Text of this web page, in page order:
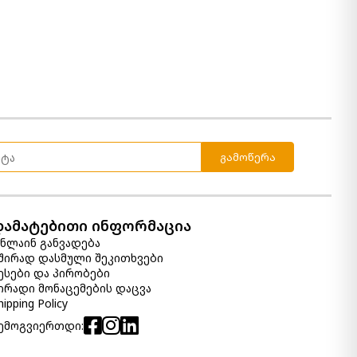
გამოწერა
ინფორმაცია
განვადება
დასმული შეკითხვები
და პირობები
მონაცემების დაცვა
Policy